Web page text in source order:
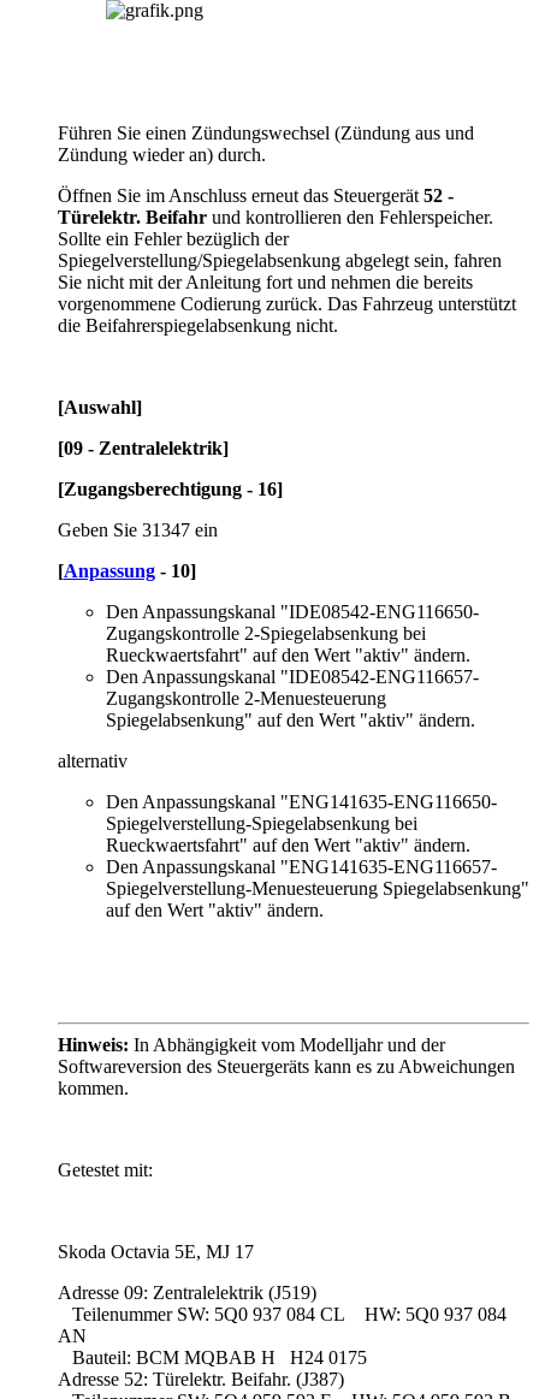
Führen Sie einen Zündungswechsel (Zündung aus und
Zündung wieder an) durch.
Öffnen Sie im Anschluss erneut das Steuergerät 52 -
Türelektr. Beifahr und kontrollieren den Fehlerspeicher.
Sollte ein Fehler bezüglich der
Spiegelverstellung/Spiegelabsenkung abgelegt sein, fahren
Sie nicht mit der Anleitung fort und nehmen die bereits
vorgenommene Codierung zurück. Das Fahrzeug unterstützt
die Beifahrerspiegelabsenkung nicht.
[Auswahl]
[09 - Zentralelektrik]
[Zugangsberechtigung - 16]
Geben Sie 31347 ein
[Anpassung - 10]
Den Anpassungskanal "IDE08542-ENG116650-
Zugangskontrolle 2-Spiegelabsenkung bei
Rueckwaertsfahrt" auf den Wert "aktiv" ändern.
Den Anpassungskanal "IDE08542-ENG116657-
Zugangskontrolle 2-Menuesteuerung
Spiegelabsenkung" auf den Wert "aktiv" ändern.
alternativ
Den Anpassungskanal "ENG141635-ENG116650-
Spiegelverstellung-Spiegelabsenkung bei
Rueckwaertsfahrt" auf den Wert "aktiv" ändern.
Den Anpassungskanal "ENG141635-ENG116657-
Spiegelverstellung-Menuesteuerung Spiegelabsenkung"
auf den Wert "aktiv" ändern.
Hinweis: In Abhängigkeit vom Modelljahr und der
Softwareversion des Steuergeräts kann es zu Abweichungen
kommen.
Getestet mit:
Skoda Octavia 5E, MJ 17
Adresse 09: Zentralelektrik (J519)
Teilenummer SW: 5Q0 937 084 CL HW: 5Q0 937 084
AN
Bauteil: BCM MQBAB H H24 0175
Adresse 52: Türelektr. Beifahr. (J387)